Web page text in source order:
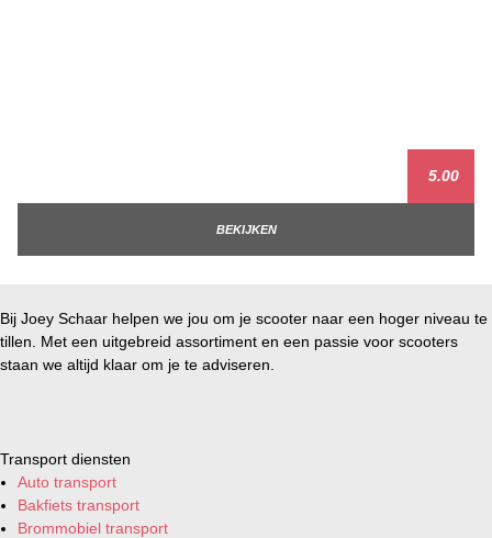
5.00
BEKIJKEN
Bij Joey Schaar helpen we jou om je scooter naar een hoger niveau te
tillen. Met een uitgebreid assortiment en een passie voor scooters
staan we altijd klaar om je te adviseren.
Transport diensten
Auto transport
Bakfiets transport
Brommobiel transport